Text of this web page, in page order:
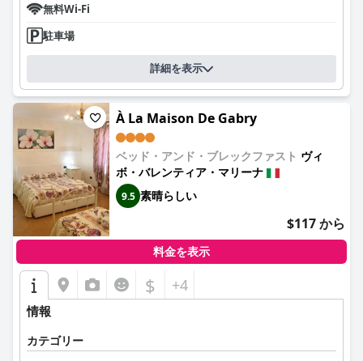
無料Wi-Fi
駐車場
詳細を表示
À La Maison De Gabry
ベッド・アンド・ブレックファスト ヴィ
ボ・バレンティア・マリーナ
9.5 素晴らしい
$117 から
料金を表示
$ +4
情報
カテゴリー